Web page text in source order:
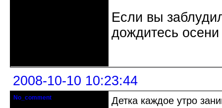
Если вы
дождитесь
2008-10-10 10:23:44
No_comment
Детка каждое утро